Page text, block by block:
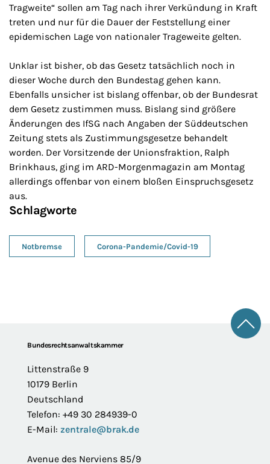
Tragweite“ sollen am Tag nach ihrer Verkündung in Kraft
treten und nur für die Dauer der Feststellung einer
epidemischen Lage von nationaler Trageweite gelten.
Unklar ist bisher, ob das Gesetz tatsächlich noch in
dieser Woche durch den Bundestag gehen kann.
Ebenfalls unsicher ist bislang offenbar, ob der Bundesrat
dem Gesetz zustimmen muss. Bislang sind größere
Änderungen des IfSG nach Angaben der Süddeutschen
Zeitung stets als Zustimmungsgesetze behandelt
worden. Der Vorsitzende der Unionsfraktion, Ralph
Brinkhaus, ging im ARD-Morgenmagazin am Montag
allerdings offenbar von einem bloßen Einspruchsgesetz
aus.
Schlagworte
Notbremse Corona-Pandemie/Covid-19
FooterBundesrechtsanwaltskammer
Littenstraße 9
10179 Berlin
Deutschland
Telefon: +49 30 284939-0
E-Mail: zentrale@brak.de
Avenue des Nerviens 85/9